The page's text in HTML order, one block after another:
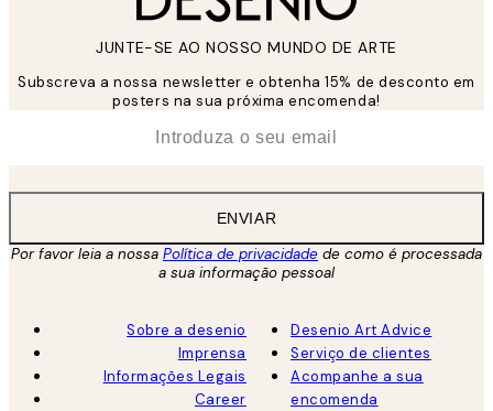
JUNTE-SE AO NOSSO MUNDO DE ARTE
Subscreva a nossa newsletter e obtenha 15% de desconto em
posters na sua próxima encomenda!
ENVIAR
Por favor leia a nossa Política de privacidade de como é processada
a sua informação pessoal
Sobre a desenio
Imprensa
Informações Legais
Career
Desenio Art Advice
Serviço de clientes
Acompanhe a sua
encomenda